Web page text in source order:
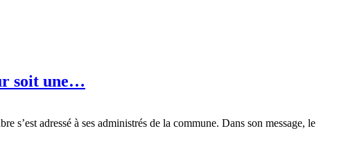
soit une…
adressé à ses administrés de la commune. Dans son message, le